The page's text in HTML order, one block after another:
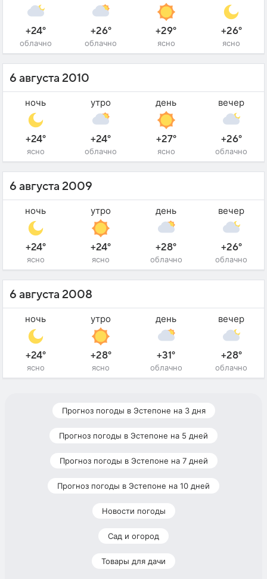
+24°
облачно
+26°
облачно
+29°
ясно
+26°
ясно
6 августа 2010
ночь
+24°
ясно
утро
+24°
облачно
день
+27°
ясно
вечер
+26°
облачно
6 августа 2009
ночь
+24°
ясно
утро
+24°
ясно
день
+28°
облачно
вечер
+26°
облачно
6 августа 2008
ночь
+24°
ясно
утро
+28°
ясно
день
+31°
облачно
вечер
+28°
облачно
Прогноз погоды в Эстепоне на 3 дня
Прогноз погоды в Эстепоне на 5 дней
Прогноз погоды в Эстепоне на 7 дней
Прогноз погоды в Эстепоне на 10 дней
Новости погоды
Сад и огород
Товары для дачи